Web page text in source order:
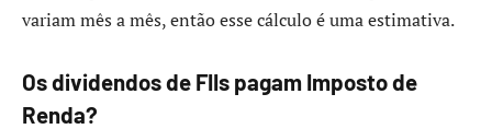
variam mês a mês, então esse cálculo é uma estimativa.
Os dividendos de FIIs pagam Imposto de
Renda?